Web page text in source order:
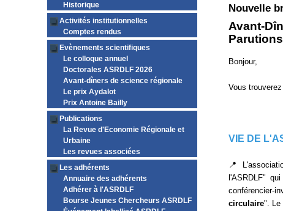
Historique
Activités institutionnelles
Comptes rendus
Evènements scientifiques
Le colloque annuel
Doctorales ASRDLF 2026
Avant-dîners de science régionale
Le prix Aydalot
Prix Antoine Bailly
Publications
La Revue d'Economie Régionale et
Urbaine
Les revues associées
Les adhérents
Annuaire des adhérents
Adhérer à l'ASRDLF
Bourse Jeunes Chercheurs ASRDLF
Nouvelle
Avant-
Parutions
Bonjour,
Vous
VIE DE
📍
l'ASRDLF"
conférencier-
circulaire". Le